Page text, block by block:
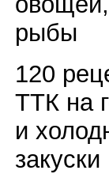
рыбы
120
ТТК на
и
закуски